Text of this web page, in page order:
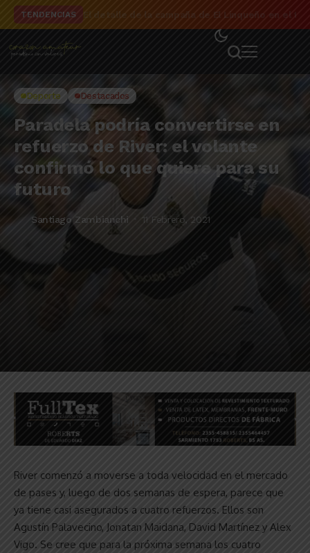
TENDENCIAS El detalle de la campaña de El Linqueño en el
Deporte Destacados
Paradela podría convertirse en
refuerzo de River: el volante
confirmó lo que quiere para su
futuro
Santiago Zambianchi 11 Febrero, 2021
River comenzó a moverse a toda velocidad en el mercado
de pases y, luego de dos semanas de espera, parece que
ya tiene casi asegurados a cuatro refuerzos. Ellos son
Agustín Palavecino, Jonatan Maidana, David Martínez y Alex
Vigo. Se cree que para la próxima semana los cuatro